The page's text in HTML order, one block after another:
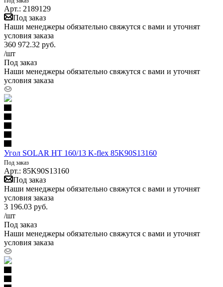
Арт.: 2189129
Под заказ
Наши менеджеры обязательно свяжутся с вами и уточнят
условия заказа
360 972.32 руб.
/шт
Под заказ
Наши менеджеры обязательно свяжутся с вами и уточнят
условия заказа
Угол SOLAR HT 160/13 K-flex 85K90S13160
Под заказ
Арт.: 85K90S13160
Под заказ
Наши менеджеры обязательно свяжутся с вами и уточнят
условия заказа
3 196.03 руб.
/шт
Под заказ
Наши менеджеры обязательно свяжутся с вами и уточнят
условия заказа